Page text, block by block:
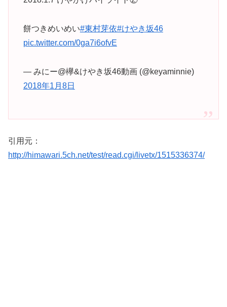
餅つきめいめい#東村芽依#けやき坂46
pic.twitter.com/0ga7i6ofvE
— みにー@欅&けやき坂46動画 (@keyaminnie)
2018年1月8日
引用元：
http://himawari.5ch.net/test/read.cgi/livetx/1515336374/